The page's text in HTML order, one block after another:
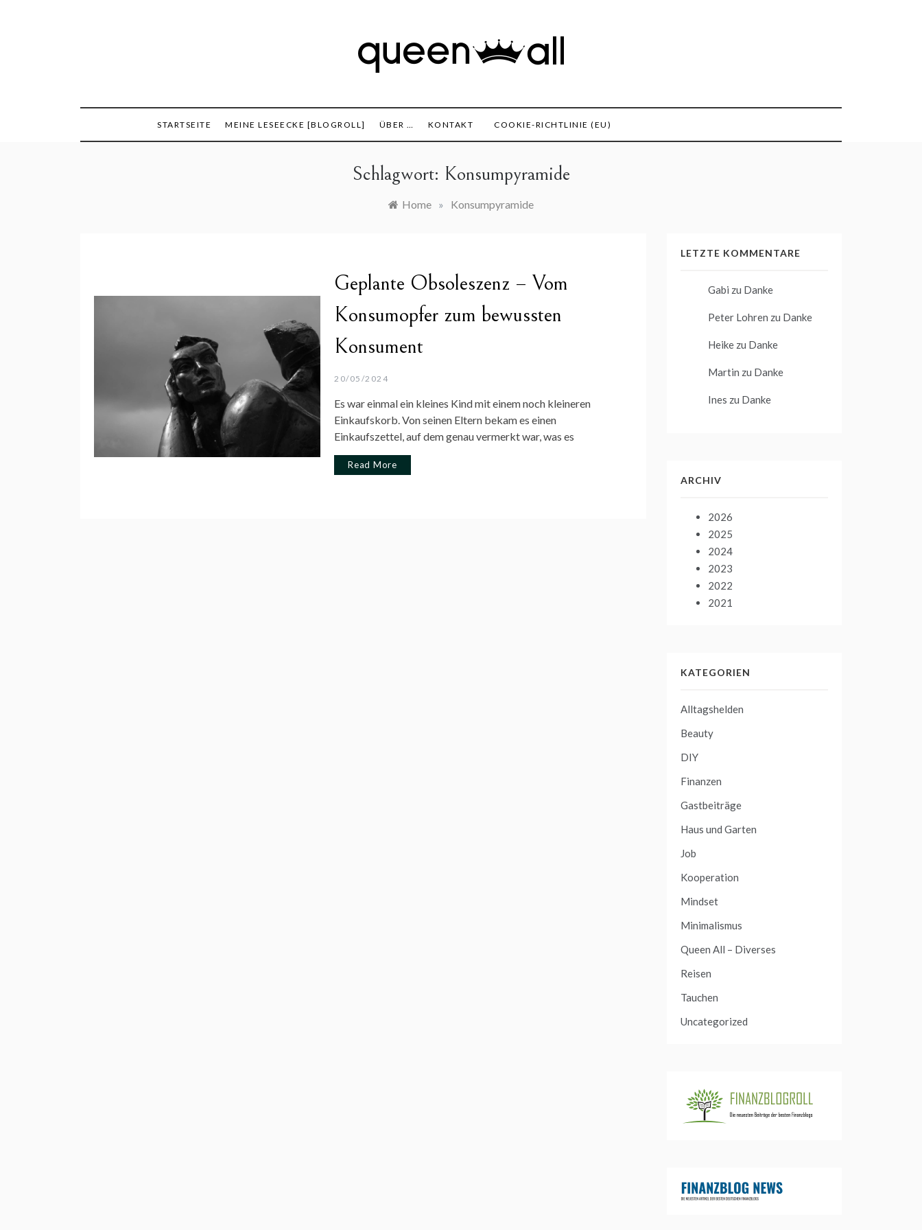
STARTSEITE MEINE LESEECKE [BLOGROLL] ÜBER … KONTAKT COOKIE-RICHTLINIE (EU)
Schlagwort: Konsumpyramide
Home » Konsumpyramide
Geplante Obsoleszenz – Vom
Konsumopfer zum bewussten
Konsument
20/05/2024
Es war einmal ein kleines Kind mit einem noch kleineren
Einkaufskorb. Von seinen Eltern bekam es einen
Einkaufszettel, auf dem genau vermerkt war, was es
Read More
LETZTE KOMMENTARE
Gabi zu Danke
Peter Lohren zu Danke
Heike zu Danke
Martin zu Danke
Ines zu Danke
ARCHIV
2026
2025
2024
2023
2022
2021
KATEGORIEN
Alltagshelden
Beauty
DIY
Finanzen
Gastbeiträge
Haus und Garten
Job
Kooperation
Mindset
Minimalismus
Queen All – Diverses
Reisen
Tauchen
Uncategorized